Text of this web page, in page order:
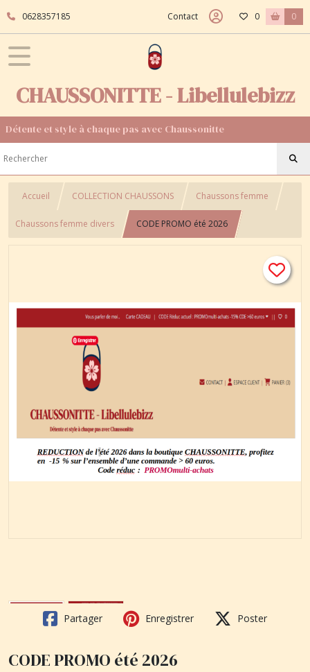
0628357185 Contact 0 0
CHAUSSONITTE - Libellulebizz
Détente et style à chaque pas avec Chaussonitte
Accueil COLLECTION CHAUSSONS Chaussons femme
Chaussons femme divers CODE PROMO été 2026
Partager Enregistrer Poster
CODE PROMO été 2026